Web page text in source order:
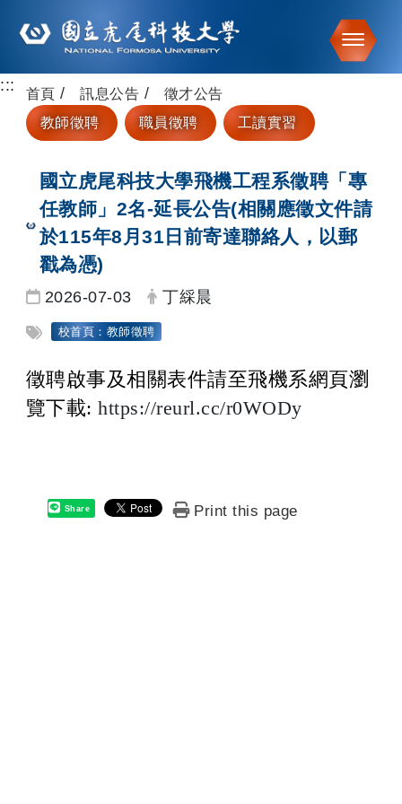
跳到主要內容
::: 首頁 訊息公告
徵才公告
教師徵聘
職員徵聘 工讀實習
國立虎尾科技大學飛機工程系徵聘「專
任教師」2名-延長公告(相關應徵文件請
於115年8月31日前寄達聯絡人，以郵
戳為憑)
日期：
2026-07-03 發布者：
丁綵晨
標籤：
校首頁：教師徵聘
徵聘啟事及相關表件請至飛機系網頁瀏
覽下載: https://reurl.cc/r0WODy
Share Print this page